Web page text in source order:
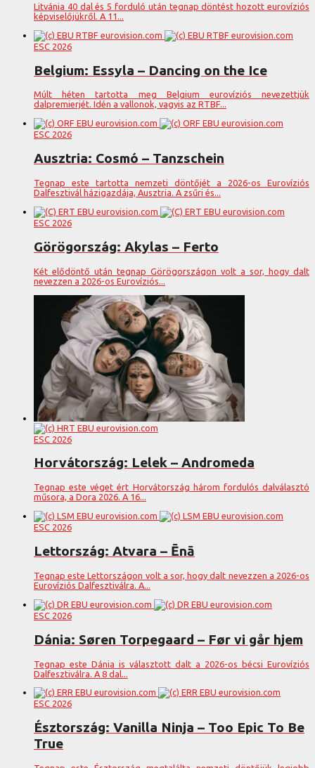
Litvánia 40 dal és 5 forduló után tegnap döntést hozott eurovíziós
képviselőjükről. A 11...
ESC 2026
Belgium: Essyla – Dancing on the Ice
Múlt héten tartotta meg Belgium eurovíziós nevezettjük
dalpremierjét. Idén a vallonok, vagyis az RTBF...
ESC 2026
Ausztria: Cosmó – Tanzschein
Tegnap este tartotta nemzeti döntőjét a 2026-os Eurovíziós
Dalfesztivál házigazdája, Ausztria. A zsűri és...
ESC 2026
Görögország: Akylas – Ferto
Két elődöntő után tegnap Görögországon volt a sor, hogy dalt
nevezzen a 2026-os Eurovíziós...
ESC 2026
Horvátország: Lelek – Andromeda
Tegnap este véget ért Horvátország három fordulós dalválasztó
műsora, a Dora 2026. A 16...
ESC 2026
Lettország: Atvara – Ēnā
Tegnap este Lettországon volt a sor, hogy dalt nevezzen a 2026-os
Eurovíziós Dalfesztiválra. A...
ESC 2026
Dánia: Søren Torpegaard – Før vi går hjem
Tegnap este Dánia is választott dalt a 2026-os bécsi Eurovíziós
Dalfesztiválra. A 8 dal...
ESC 2026
Észtország: Vanilla Ninja – Too Epic To Be
True